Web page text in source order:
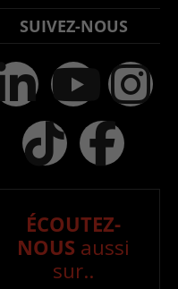
SUIVEZ-NOUS
ÉCOUTEZ-
NOUS aussi
sur..